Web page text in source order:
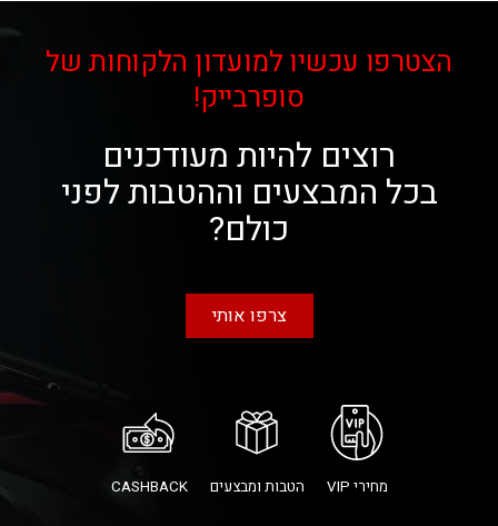
הצטרפו עכשיו למועדון הלקוחות של
סופרבייק!
רוצים להיות מעודכנים
בכל המבצעים וההטבות לפני
כולם?
צרפו אותי
מחירי VIP הטבות ומבצעים CASHBACK